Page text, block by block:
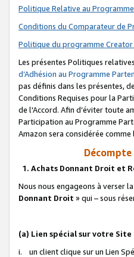
Politique Relative au
Conditions du Comparateur de
Politique du programme
Les présentes Politiques
d’Adhésion au Programme
pas définis dans les présentes,
Conditions Requises pour la
de l'Accord. Afin d’éviter toute
Participation au Programme
Amazon sera considérée
1. Achats Donnant Droit et
Nous nous engageons à verser
Donnant Droit » qui – sous
(a) Lien spécial sur votre Site
i. un client clique sur un Lien